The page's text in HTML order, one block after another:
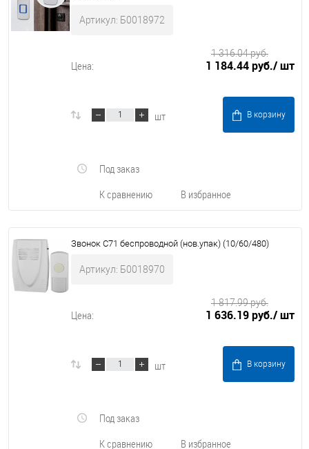
Артикул: Б0018972
Цена: 1 184.44 руб./ шт
1 316.04 руб.
шт В корзину
К сравнению В избранное
Под заказ
Звонок C71 беспроводной (нов.упак) (10/60/480)
Артикул: Б0018970
Цена: 1 636.19 руб./ шт
1 817.99 руб.
шт В корзину
К сравнению В избранное
Под заказ